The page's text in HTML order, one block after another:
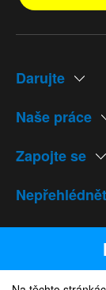
Darujte
Naše práce
Zapojte se
Naše weby